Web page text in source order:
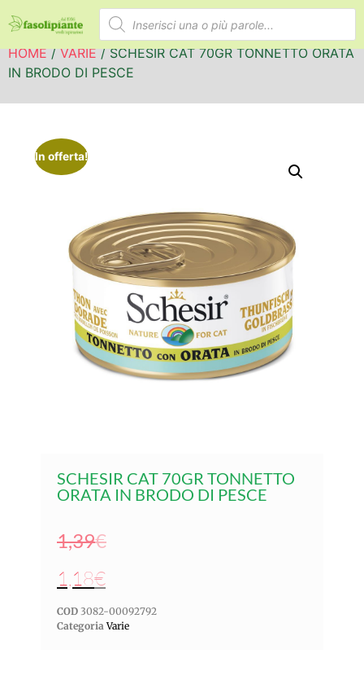
HOME/VARIE/ SCHESIR CAT 70GR TONNETTO ORATA
IN BRODO DI PESCE
In offerta!
SCHESIR CAT 70GR TONNETTO
ORATA IN BRODO DI PESCE
1,39€
1,18€
COD 3082-00092792
Categoria Varie